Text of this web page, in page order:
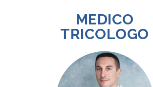
MEDICO
TRICOLOGO